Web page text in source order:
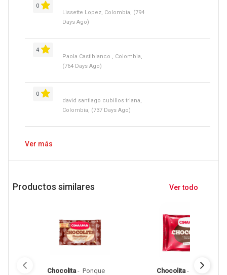
0
Lissette Lopez, Colombia, (794
Days Ago)
4
Paola Castiblanco , Colombia,
(764 Days Ago)
0
david santiago cubillos triana,
Colombia, (737 Days Ago)
Ver más
Productos similares Ver todo
Chocolita - Ponque
Chocolita -
Ponque